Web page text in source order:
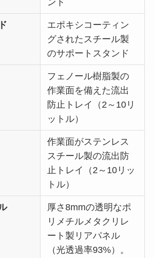
エポキシコーティン
グされたスチール製
のサポートスタンド
フェノール樹脂製の
作業面を備えた流出
防止トレイ（2～10リ
ットル）
作業面がステンレス
スチール製の流出防
止トレイ（2～10リッ
トル）
厚さ8mmの透明なポ
リメチルメタクリレ
ート製リアパネル
（光透過率93%）。